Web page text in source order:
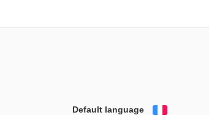
Default language